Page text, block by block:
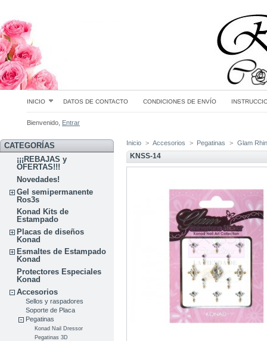
INICIO DATOS DE CONTACTO CONDICIONES DE ENVÍO
Bienvenido, Entrar
CATEGORÍAS
¡¡¡REBAJAS y
OFERTAS!!!
Novedades!
Gel semipermanente
Ros3s
Konad Kits de
Estampado
Placas de diseños
Konad
Esmaltes de Estampado
Konad
Protectores Especiales
Konad
Accesorios
Sellos y raspadores
Soporte de Placa
Pegatinas
Konad Nail Dressor
Pegatinas 3D
Inicio > Accesorios > Pegatinas > Glam
KNSS-14